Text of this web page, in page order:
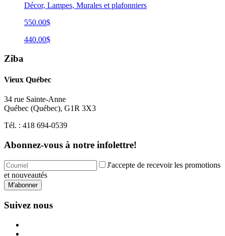
Décor, Lampes, Murales et plafonniers
550.00$
440.00$
Ziba
Vieux Québec
34 rue Sainte-Anne
Québec (Québec), G1R 3X3
Tél. : 418 694-0539
Abonnez-vous à notre infolettre!
J'accepte de recevoir les promotions
et nouveautés
M'abonner
Suivez nous